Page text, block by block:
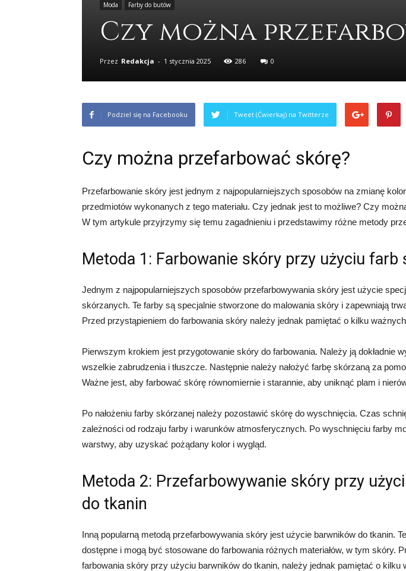
Moda Farby do butów
Czy można
Przez Redakcja - 1 stycznia 2025 286 0
Podziel się na Facebooku Tweet (Ćwierkaj) na Twitterze
Czy można przefarbować skórę?
Przefarbowanie skóry jest jednym z najpopularniejszych sposobów na zmianę
przedmiotów wykonanych z tego materiału. Czy jednak jest to możliwe? Czy
W tym artykule przyjrzymy się temu zagadnieniu i przedstawimy różne metody
Metoda 1: Farbowanie skóry przy użyciu farb
Jednym z najpopularniejszych sposobów przefarbowywania skóry jest użycie
skórzanych. Te farby są specjalnie stworzone do malowania skóry i zapewniają
Przed przystąpieniem do farbowania skóry należy jednak pamiętać o kilku
Pierwszym krokiem jest przygotowanie skóry do farbowania. Należy ją dokładnie
wszelkie zabrudzenia i tłuszcze. Następnie należy nałożyć farbę skórzaną za
Ważne jest, aby farbować skórę równomiernie i starannie, aby uniknąć plam i
Po nałożeniu farby skórzanej należy pozostawić skórę do wyschnięcia. Czas
zależności od rodzaju farby i warunków atmosferycznych. Po wyschnięciu farby
warstwy, aby uzyskać pożądany kolor i wygląd.
Metoda 2: Przefarbowywanie skóry przy
do tkanin
Inną popularną metodą przefarbowywania skóry jest użycie barwników do tkanin.
dostępne i mogą być stosowane do farbowania różnych materiałów, w tym skóry.
farbowania skóry przy użyciu barwników do tkanin, należy jednak pamiętać o kilku